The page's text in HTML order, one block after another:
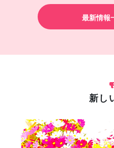
最新情報
新し